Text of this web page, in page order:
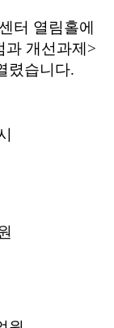
터 열림홀에
과 개선과제>
렸습니다.